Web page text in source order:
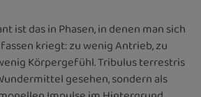
ist das in Phasen, in denen man sich
kriegt: zu wenig Antrieb, zu
Körpergefühl. Tribulus terrestris
gesehen, sondern als